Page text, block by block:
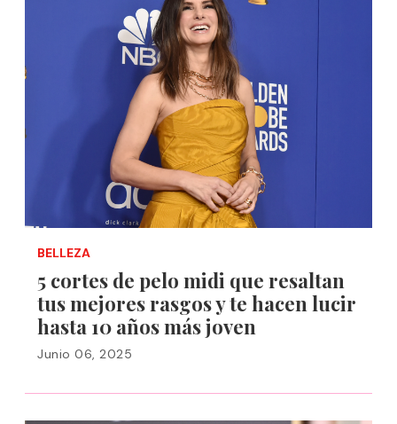
BELLEZA
5 cortes de pelo midi que resaltan
tus mejores rasgos y te hacen lucir
hasta 10 años más joven
Junio 06, 2025